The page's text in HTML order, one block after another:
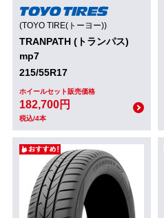
(TOYO TIRE(トーヨー))
TRANPATH (トランパス)
mp7
215/55R17
ホイールセット販売価格
182,700円
税込/4本